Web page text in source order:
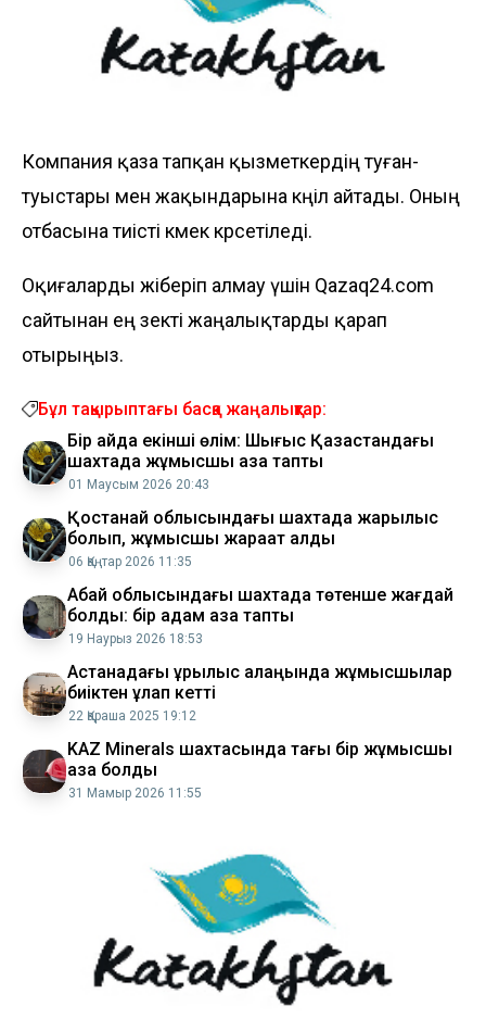
Компания қаза тапқан қызметкердің туған-
туыстары мен жақындарына көңіл айтады. Оның
отбасына тиісті көмек көрсетіледі.
Оқиғаларды жіберіп алмау үшін Qazaq24.com
сайтынан ең өзекті жаңалықтарды қарап
отырыңыз.
Бұл тақырыптағы басқа жаңалықтар:
Бір айда екінші өлім: Шығыс Қазақстандағы
шахтада жұмысшы қаза тапты
01 Маусым 2026 20:43
Қостанай облысындағы шахтада жарылыс
болып, жұмысшы жарақат алды
06 Қаңтар 2026 11:35
Абай облысындағы шахтада төтенше жағдай
болды: бір адам қаза тапты
19 Наурыз 2026 18:53
Астанадағы құрылыс алаңында жұмысшылар
биіктен құлап кетті
22 Қараша 2025 19:12
KAZ Minerals шахтасында тағы бір жұмысшы
қаза болды
31 Мамыр 2026 11:55